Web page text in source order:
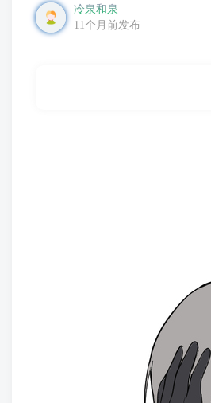
冷泉和泉
11个月前发布